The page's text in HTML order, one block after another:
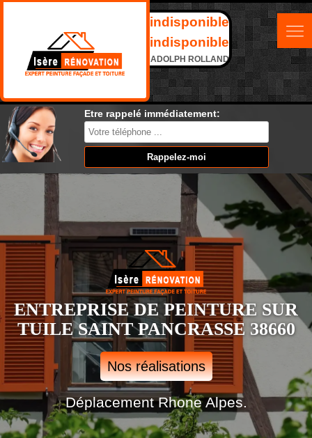
indisponible
indisponible
ADOLPH ROLLAND
Etre rappelé immédiatement:
ENTREPRISE DE PEINTURE SUR
TUILE SAINT PANCRASSE 38660
Nos réalisations
Déplacement Rhone Alpes.